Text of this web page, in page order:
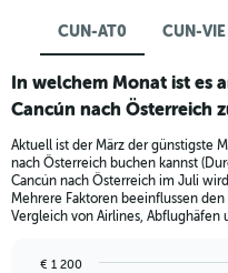
CUN-AT0 CUN-VIE
In welchem Monat ist es
Cancún nach Österreich
Aktuell ist der März der günstigste
nach Österreich buchen kannst
Cancún nach Österreich im Juli
Mehrere Faktoren beeinflussen
Vergleich von Airlines, Abflughäfen
€ 1 200